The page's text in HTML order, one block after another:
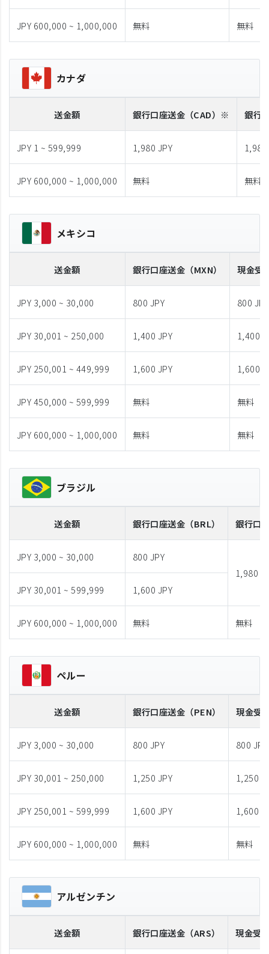
JPY 600,000 ~ 1,000,000 無料 無料
カナダ
送金額 銀行口座送金 （CAD）※ 銀行
JPY 1 ~ 599,999 1,980 JPY 1,980
JPY 600,000 ~ 1,000,000 無料 無料
メキシコ
送金額 銀行口座送金 （MXN） 現金受
JPY 3,000 ~ 30,000 800 JPY 800 JPY
JPY 30,001 ~ 250,000 1,400 JPY 1,400
JPY 250,001 ~ 449,999 1,600 JPY 1,600
JPY 450,000 ~ 599,999 無料 無料
JPY 600,000 ~ 1,000,000 無料 無料
ブラジル
送金額 銀行口座送金 （BRL） 銀行口
JPY 3,000 ~ 30,000
800 JPY
1,980
JPY 30,001 ~ 599,999
1,600 JPY
JPY 600,000 ~ 1,000,000 無料 無料
ペルー
送金額 銀行口座送金 （PEN） 現金受
JPY 3,000 ~ 30,000 800 JPY 800 JPY
JPY 30,001 ~ 250,000 1,250 JPY 1,250
JPY 250,001 ~ 599,999 1,600 JPY 1,600
JPY 600,000 ~ 1,000,000 無料 無料
アルゼンチン
送金額 銀行口座送金 （ARS） 現金受